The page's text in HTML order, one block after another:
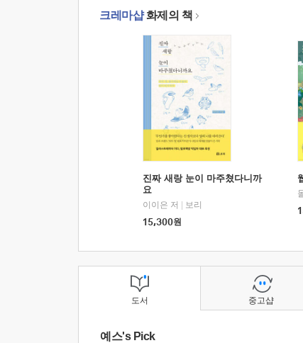
크레마샵화제의 책
진짜 새랑 눈이 마주쳤다니까
요
이이은 저
보리
15,300원
도서
예스's Pick
중고샵